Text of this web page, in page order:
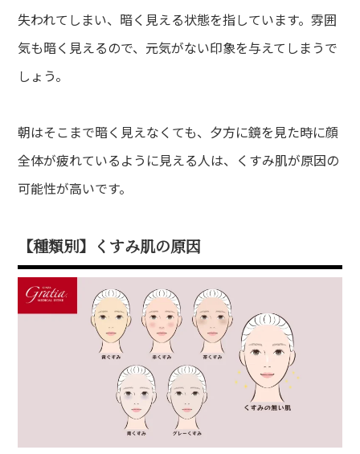
失われてしまい、暗く見える状態を指しています。雰囲
気も暗く見えるので、元気がない印象を与えてしまうで
しょう。
朝はそこまで暗く見えなくても、夕方に鏡を見た時に顔
全体が疲れているように見える人は、くすみ肌が原因の
可能性が高いです。
【種類別】くすみ肌の原因